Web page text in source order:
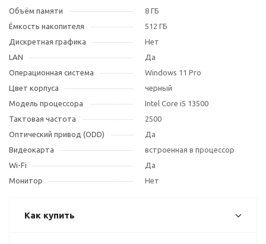
Объём памяти
8 ГБ
Ёмкость накопителя
512 ГБ
Дискретная графика
Нет
LAN
Да
Операционная система
Windows 11 Pro
Цвет корпуса
черный
Модель процессора
Intel Core i5 13500
Тактовая частота
2500
Оптический привод (ODD)
Да
Видеокарта
встроенная в процессор
Wi-Fi
Да
Монитор
Нет
Как купить